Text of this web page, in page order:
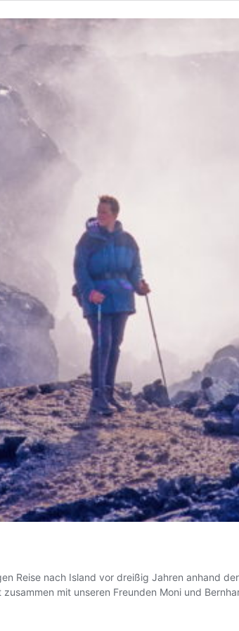
Reise nach Island vor dreißig Jahren anhand
mit unseren Freunden Moni und